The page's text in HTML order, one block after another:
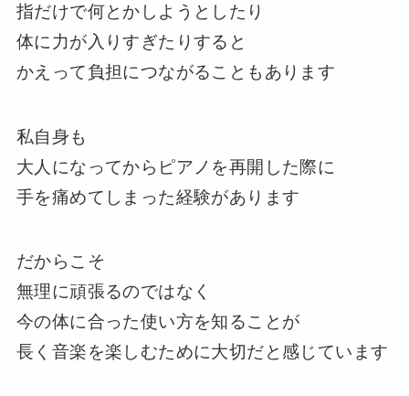
指だけで何とかしようとしたり
体に力が入りすぎたりすると
かえって負担につながることもあります
私自身も
大人になってからピアノを再開した際に
手を痛めてしまった経験があります
だからこそ
無理に頑張るのではなく
今の体に合った使い方を知ることが
長く音楽を楽しむために大切だと感じています